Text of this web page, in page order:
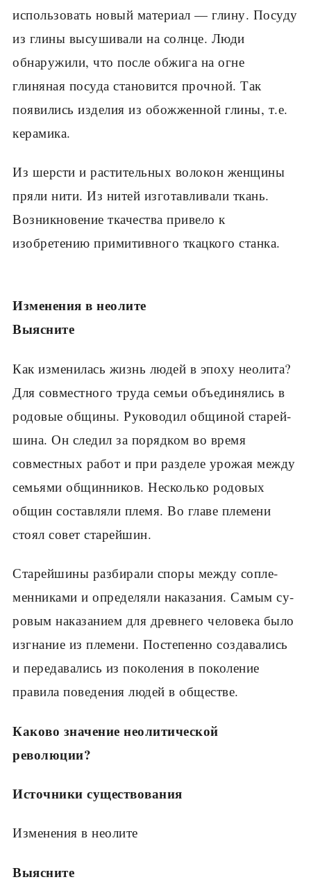
исполь­зовать новый материал — глину. Посуду
из глины высушивали на солнце. Люди
обнаружили, что после обжига на огне
глиняная посуда становится прочной. Так
появились изделия из обожженной глины, т.е.
керамика.
Из шерсти и растительных волокон женщины
пряли нити. Из нитей изготавливали ткань.
Возникновение ткачества привело к
изобретению примитивного ткацкого станка.
Изменения в неолите
Выясните
Как изменилась жизнь людей в эпоху неолита?
Для совместного труда семьи объединялись в
родовые общины. Руководил общиной старей­
шина. Он следил за порядком во время
совмест­ных работ и при разделе урожая между
семьями общинников. Несколько родовых
общин составля­ли племя. Во главе племени
стоял совет старейшин.
Старейшины разбирали споры между сопле­
менниками и определяли наказания. Самым су­
ровым наказанием для древнего человека было
изгнание из племени. Постепенно создавались
и передавались из поколения в поколение
правила поведения людей в обществе.
Каково значение неолитической
революции?
Источники существования
Изменения в неолите
Выясните